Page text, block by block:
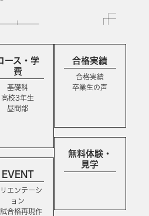
ース・学
費
基礎科
高校3年生
昼間部
EVENT
エンテーシ
ョン
試合格再現作
合格実績
合格実績
卒業生の声
無料体験・
見学